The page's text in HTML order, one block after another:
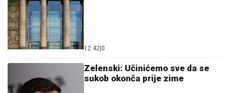
12:42|0
Zelenski: Učinićemo sve da se
sukob okonča prije zime